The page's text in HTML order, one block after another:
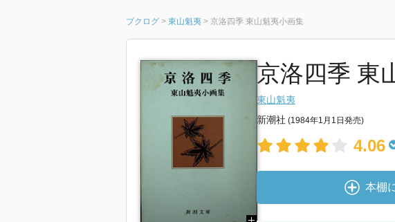
ブクログ > 東山魁夷 > 京洛四季 東山魁夷小画集
京洛四季 東
東山魁夷
新潮社 (1984年1月1日発売)
4.06
本棚